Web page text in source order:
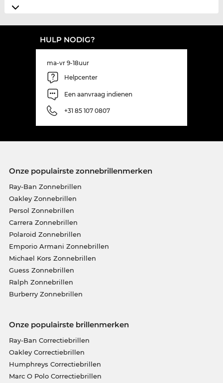
HULP NODIG?
ma-vr 9-18uur
Helpcenter
Een aanvraag indienen
+31 85 107 0807
Onze populairste zonnebrillenmerken
Ray-Ban Zonnebrillen
Oakley Zonnebrillen
Persol Zonnebrillen
Carrera Zonnebrillen
Polaroid Zonnebrillen
Emporio Armani Zonnebrillen
Michael Kors Zonnebrillen
Guess Zonnebrillen
Ralph Zonnebrillen
Burberry Zonnebrillen
Onze populairste brillenmerken
Ray-Ban Correctiebrillen
Oakley Correctiebrillen
Humphreys Correctiebrillen
Marc O Polo Correctiebrillen